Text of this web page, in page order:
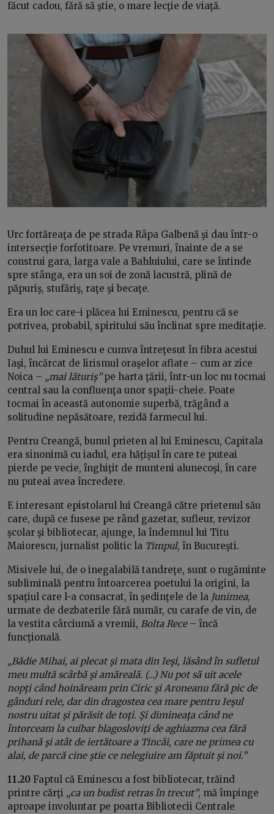
făcut cadou, fără să ştie, o mare lecţie de viaţă.
Urc fortăreaţa de pe strada Râpa Galbenă şi dau într-o
intersecţie forfotitoare. Pe vremuri, înainte de a se
construi gara, larga vale a Bahluiului, care se întinde
spre stânga, era un soi de zonă lacustră, plină de
păpuriş, stufăriş, raţe şi becaţe.
Era un loc care-i plăcea lui Eminescu, pentru că se
potrivea, probabil, spiritului său înclinat spre meditaţie.
Duhul lui Eminescu e cumva întreţesut în fibra acestui
Iaşi, încărcat de lirismul oraşelor aflate – cum ar zice
Noica – „mai lăturiş”pe harta ţării, într-un loc nu tocmai
central sau la confluenţa unor spaţii-cheie. Poate
tocmai în această autonomie superbă, trăgând a
solitudine nepăsătoare, rezidă farmecul lui.
Pentru Creangă, bunul prieten al lui Eminescu, Capitala
era sinonimă cu iadul, era hăţişul în care te puteai
pierde pe vecie, înghiţit de munteni alunecoşi, în care
nu puteai avea încredere.
E interesant epistolarul lui Creangă către prietenul său
care, după ce fusese pe rând gazetar, sufleur, revizor
şcolar şi bibliotecar, ajunge, la îndemnul lui Titu
Maiorescu, jurnalist politic la Timpul, în Bucureşti.
Misivele lui, de o inegalabilă tandreţe, sunt o rugăminte
subliminală pentru întoarcerea poetului la origini, la
spaţiul care l-a consacrat, în şedinţele de la Junimea,
urmate de dezbaterile fără număr, cu carafe de vin, de
la vestita cârciumă a vremii, Bolta Rece– încă
funcţională.
„Bădie Mihai, ai plecat şi mata din Ieşi, lăsând în sufletul
meu multă scârbă şi amăreală. (…) Nu pot să uit acele
nopţi când hoinăream prin Ciric şi Aroneanu fără pic de
gânduri rele, dar din dragostea cea mare pentru Ieşul
nostru uitat şi părăsit de toţi. Şi dimineaţa când ne
întorceam la cuibar blagosloviţi de aghiazma cea fără
prihană şi atât de iertătoare a Tincăi, care ne primea cu
alai, de parcă cine ştie ce nelegiuire am făptuit şi noi.”
11.20 Faptul că Eminescu a fost bibliotecar, trăind
printre cărţi „ca un budist retras în trecut”, mă împinge
aproape involuntar pe poarta Bibliotecii Centrale